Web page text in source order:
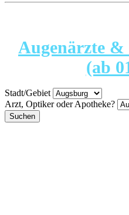
Augenärzte
(ab
Stadt/Gebiet
Arzt, Optiker oder Apotheke?